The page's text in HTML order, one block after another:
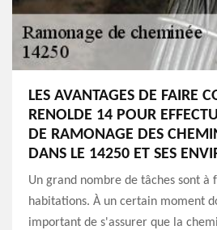
LES AVANTAGES DE FAIRE
RENOLDE 14 POUR
DE RAMONAGE DES
DANS LE 14250 ET SES
Un grand nombre de tâches sont à
habitations. À un certain moment
important de s'assurer que la